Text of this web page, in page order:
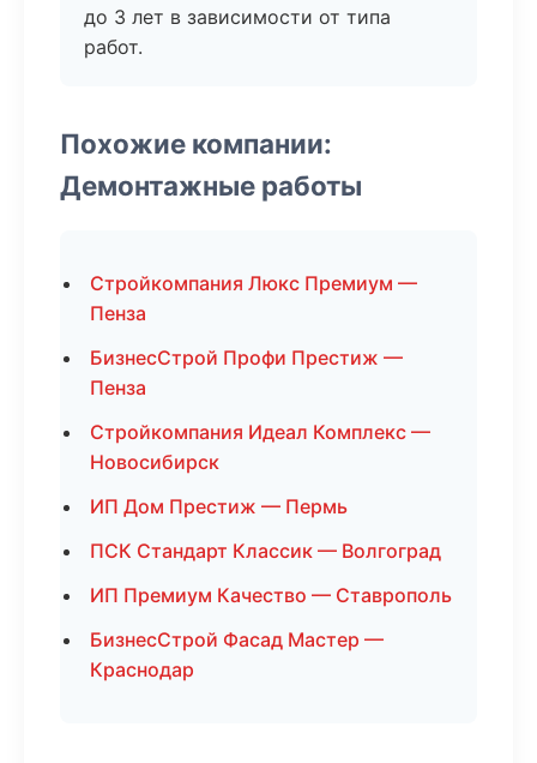
до 3 лет в зависимости от типа
работ.
Похожие компании:
Демонтажные работы
Стройкомпания Люкс Премиум —
Пенза
БизнесСтрой Профи Престиж —
Пенза
Стройкомпания Идеал Комплекс —
Новосибирск
ИП Дом Престиж — Пермь
ПСК Стандарт Классик — Волгоград
ИП Премиум Качество — Ставрополь
БизнесСтрой Фасад Мастер —
Краснодар